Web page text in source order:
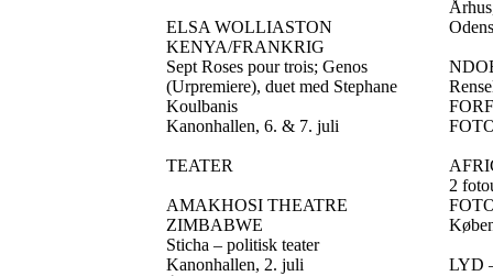
ELSA WOLLIASTON
KENYA/FRANKRIG
Sept Roses pour trois; Genos
(Urpremiere), duet med Stephane
Koulbanis
Kanonhallen, 6. & 7. juli
TEATER
AMAKHOSI THEATRE
ZIMBABWE
Sticha – politisk teater
Kanonhallen, 2. juli
2
LYD